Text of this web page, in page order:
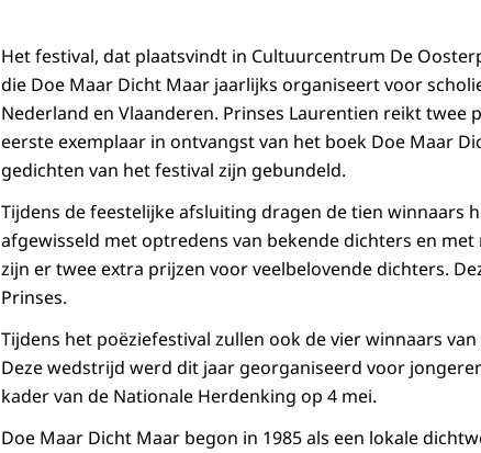
Het festival, dat plaatsvindt in Cultuurcentrum De
die Doe Maar Dicht Maar jaarlijks organiseert voor
Nederland en Vlaanderen. Prinses Laurentien reikt
eerste exemplaar in ontvangst van het boek Doe Maar
gedichten van het festival zijn gebundeld.
Tijdens de feestelijke afsluiting dragen de tien winnaars
afgewisseld met optredens van bekende dichters en
zijn er twee extra prijzen voor veelbelovende dichters.
Prinses.
Tijdens het poëziefestival zullen ook de vier winnaars
Deze wedstrijd werd dit jaar georganiseerd voor
kader van de Nationale Herdenking op 4 mei.
Doe Maar Dicht Maar begon in 1985 als een lokale